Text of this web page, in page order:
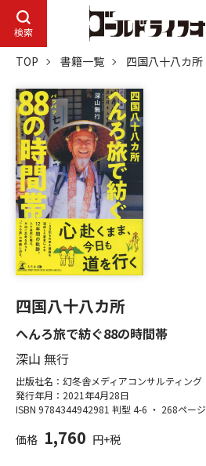
検索
TOP 書籍一覧 四国八十八カ所
四国八十八カ所
へんろ旅で紡ぐ88の時間帯
深山 無行
出版社名：幻冬舎メディアコンサルティング
発行年月：2021年4月28日
ISBN 9784344942981 判型 4-6 ・ 268ページ
価格 1,760 円+税